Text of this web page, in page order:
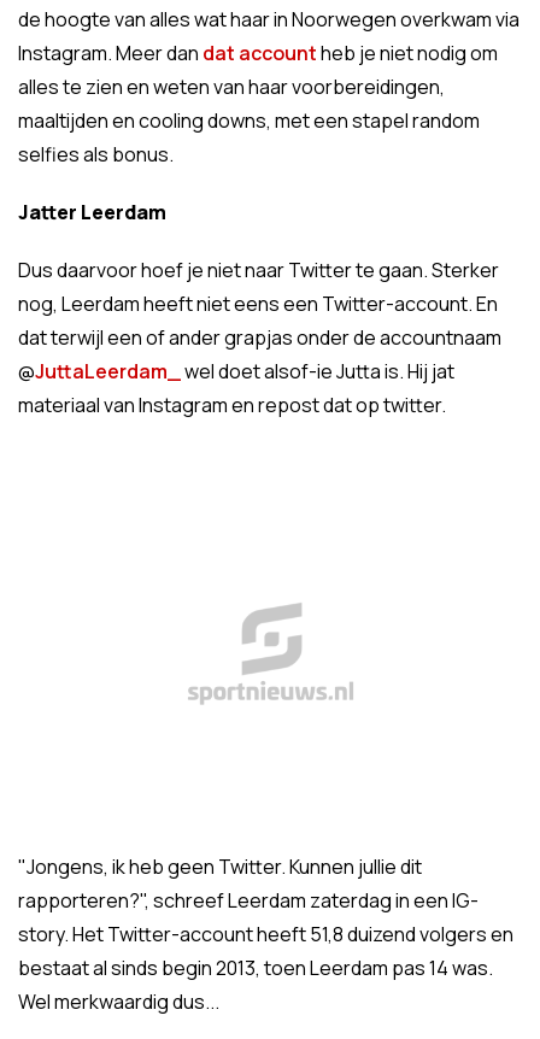
de hoogte van alles wat haar in Noorwegen overkwam via
Instagram. Meer dan dat accountheb je niet nodig om
alles te zien en weten van haar voorbereidingen,
maaltijden en cooling downs, met een stapel random
selfies als bonus.
Jatter Leerdam
Dus daarvoor hoef je niet naar Twitter te gaan. Sterker
nog, Leerdam heeft niet eens een Twitter-account. En
dat terwijl een of ander grapjas onder de accountnaam
@JuttaLeerdam_
wel doet alsof-ie Jutta is. Hij jat
materiaal van Instagram en repost dat op twitter.
"Jongens, ik heb geen Twitter. Kunnen jullie dit
rapporteren?", schreef Leerdam zaterdag in een IG-
story. Het Twitter-account heeft 51,8 duizend volgers en
bestaat al sinds begin 2013, toen Leerdam pas 14 was.
Wel merkwaardig dus...